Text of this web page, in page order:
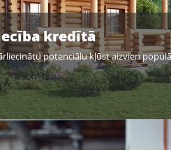
kredītā
potenciālu kļūst aizvien